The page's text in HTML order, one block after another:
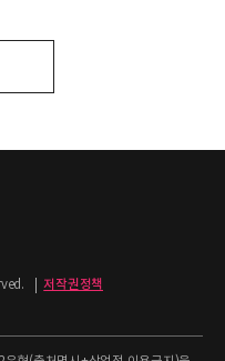
저작권정책